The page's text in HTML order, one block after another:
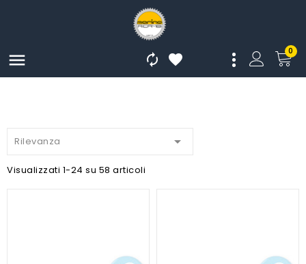
 0


Rilevanza 
Visualizzati 1-24 su 58 articoli